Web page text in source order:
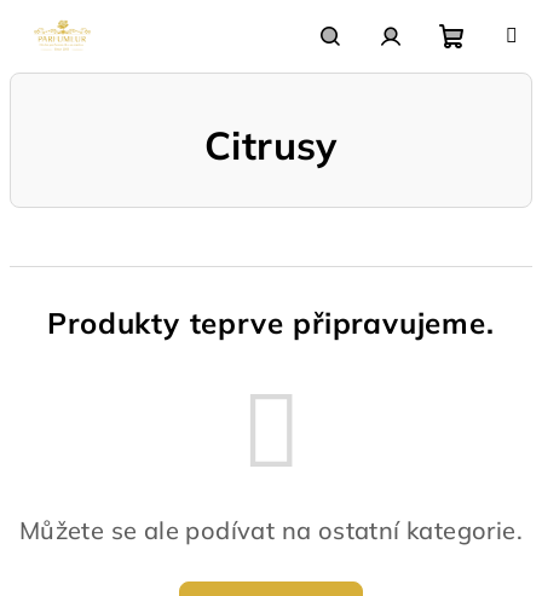
HledatPřihlášení
Citrusy
Produkty teprve připravujeme.
Můžete se ale podívat na ostatní kategorie.